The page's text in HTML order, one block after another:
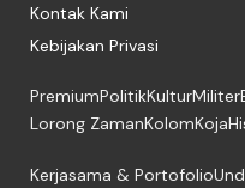
Kontak Kami
Kebijakan Privasi
PremiumPolitikKulturMiliter
Lorong ZamanKolomKoja
Kerjasama & Portofolio